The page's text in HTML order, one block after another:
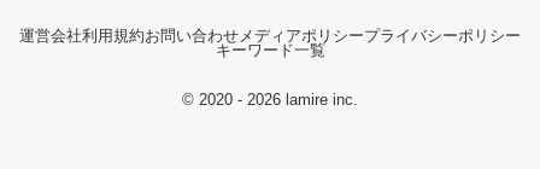
運営会社利用規約お問い合わせ メディアポリシープライバシーポリシー
キーワード一覧
© 2020 - 2026 lamire inc.